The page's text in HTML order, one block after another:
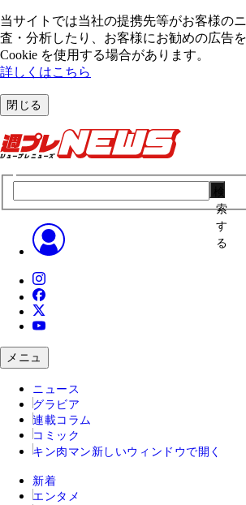
当サイトでは当社の提携先等がお客様の
査・分析したり、お客様にお勧めの広告
Cookie を使⽤する場合があります。
詳しくはこちら
閉じる
索
す
る
メニュ
ニュース
グラビア
連載コラム
コミック
キン肉マン 新しいウィンドウで開く
新着
エンタメ